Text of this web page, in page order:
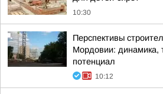
10:30
Перспективы
Мордовии: динамика,
потенциал
10:12